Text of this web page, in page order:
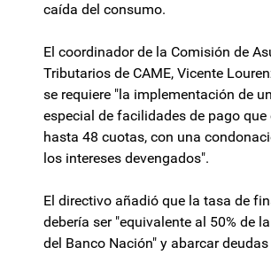
caída del consumo.
El coordinador de la Comisión de
Tributarios de CAME, Vicente
se requiere "la implementación de
especial de facilidades de pago
hasta 48 cuotas, con una
los intereses devengados".
El directivo añadió que la tasa de
debería ser "equivalente al 50% de
del Banco Nación" y abarcar